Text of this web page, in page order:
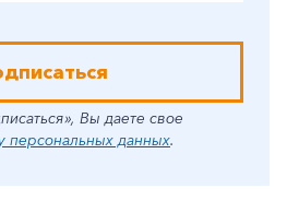
Вы даете свое
персональных данных.